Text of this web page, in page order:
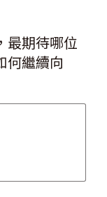
最期待哪位
何繼續向